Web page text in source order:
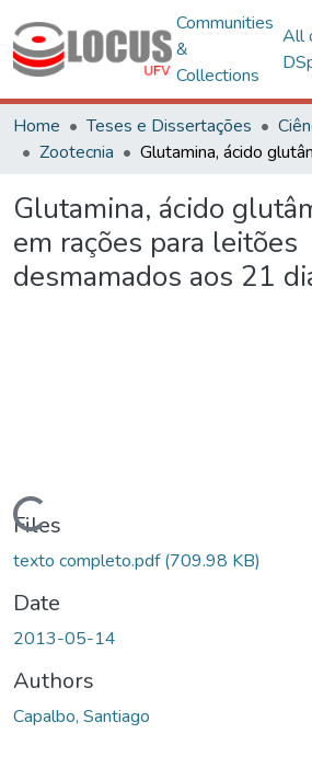
Communities
&
Collections
All
Home Teses e Dissertações
Zootecnia
Glutamina, ácido
em rações para leitões
desmamados aos 21
Files
texto completo.pdf(709.98 KB)
Date
2013-05-14
Authors
Capalbo, Santiago